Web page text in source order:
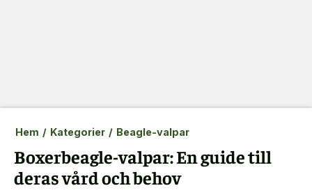
Hem / Kategorier / Beagle-valpar
Boxerbeagle-valpar: En guide till
deras vård och behov